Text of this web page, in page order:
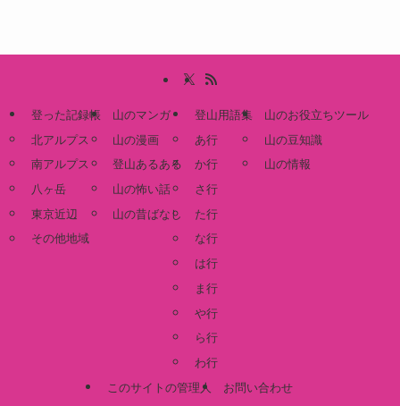
登った記録帳
北アルプス
南アルプス
八ヶ岳
東京近辺
その他地域
山のマンガ
山の漫画
登山あるある
山の怖い話
山の昔ばなし
登山用語集
あ行
か行
さ行
た行
な行
は行
ま行
や行
ら行
わ行
山のお役立ちツール
山の豆知識
山の情報
このサイトの管理人 お問い合わせ